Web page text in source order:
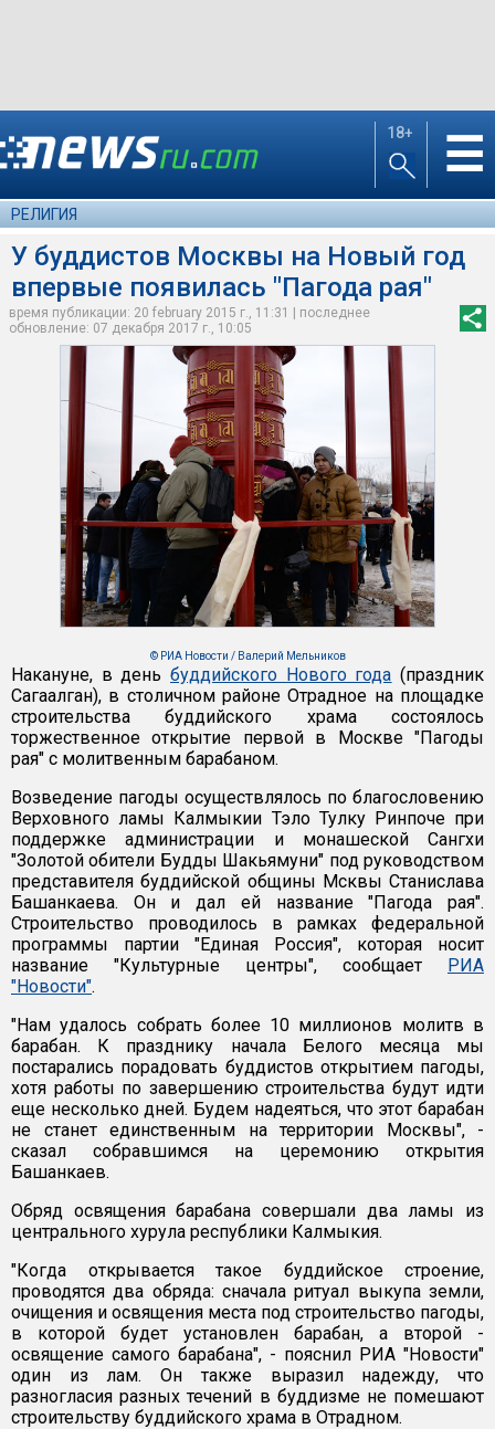
18+ ☰
РЕЛИГИЯ
У буддистов Москвы на Новый год
впервые появилась "Пагода рая"
время публикации: 20 february 2015 г., 11:31 | последнее
обновление: 07 декабря 2017 г., 10:05
© РИА Новости / Валерий Мельников
Накануне, в день буддийского Нового года (праздник
Сагаалган), в столичном районе Отрадное на площадке
строительства буддийского храма состоялось
торжественное открытие первой в Москве "Пагоды
рая" с молитвенным барабаном.
Возведение пагоды осуществлялось по благословению
Верховного ламы Калмыкии Тэло Тулку Ринпоче при
поддержке администрации и монашеской Сангхи
"Золотой обители Будды Шакьямуни" под руководством
представителя буддийской общины Мсквы Станислава
Башанкаева. Он и дал ей название "Пагода рая".
Строительство проводилось в рамках федеральной
программы партии "Единая Россия", которая носит
название "Культурные центры", сообщает РИА
"Новости".
"Нам удалось собрать более 10 миллионов молитв в
барабан. К празднику начала Белого месяца мы
постарались порадовать буддистов открытием пагоды,
хотя работы по завершению строительства будут идти
еще несколько дней. Будем надеяться, что этот барабан
не станет единственным на территории Москвы", -
сказал собравшимся на церемонию открытия
Башанкаев.
Обряд освящения барабана совершали два ламы из
центрального хурула республики Калмыкия.
"Когда открывается такое буддийское строение,
проводятся два обряда: сначала ритуал выкупа земли,
очищения и освящения места под строительство пагоды,
в которой будет установлен барабан, а второй -
освящение самого барабана", - пояснил РИА "Новости"
один из лам. Он также выразил надежду, что
разногласия разных течений в буддизме не помешают
строительству буддийского храма в Отрадном.